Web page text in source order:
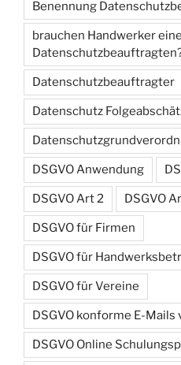
Benennung
brauchen Handwerker
Datenschutzbeauftragter
Datenschutz
DSGVO Anwendung
DSGVO Art 2 DSGVO
DSGVO für Firmen
DSGVO für
DSGVO für Vereine
DSGVO konforme E-Mails
DSGVO Online